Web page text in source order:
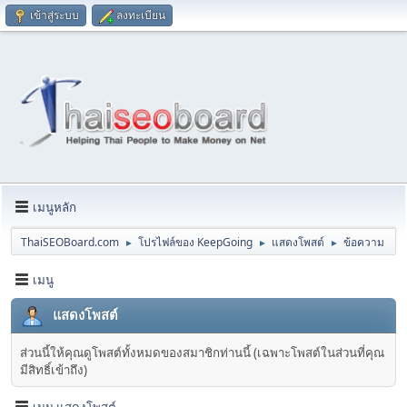
เข้าสู่ระบบ ลงทะเบียน
เมนูหลัก
ThaiSEOBoard.com ► โปรไฟล์ของ KeepGoing ► แสดงโพสต์ ► ข้อความ
เมนู
แสดงโพสต์
ส่วนนี้ให้คุณดูโพสต์ทั้งหมดของสมาชิกท่านนี้ (เฉพาะโพสต์ในส่วนที่คุณ
มีสิทธิ์เข้าถึง)